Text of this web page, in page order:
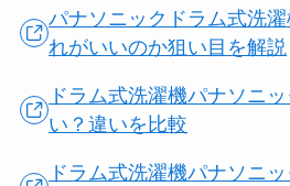
パナソニックドラム式洗
れがいいのか狙い目を解説
ドラム式洗濯機パナソニ
い？違いを比較
ドラム式洗濯機パナソニ